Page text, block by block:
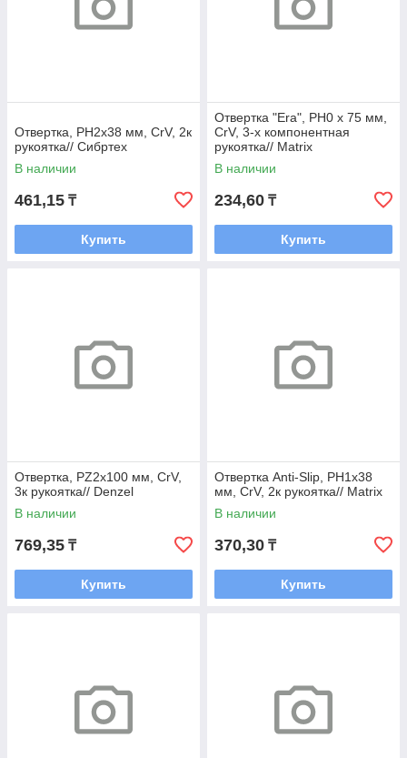
Отвертка, PH2х38 мм, CrV, 2к
рукоятка// Сибртех
В наличии
461,15 ₸
Купить
Отвертка "Era", PH0 х 75 мм,
CrV, 3-х компонентная
рукоятка// Matrix
В наличии
234,60 ₸
Купить
Отвертка, PZ2x100 мм, CrV,
3к рукоятка// Denzel
В наличии
769,35 ₸
Купить
Отвертка Anti-Slip, PH1х38
мм, CrV, 2к рукоятка// Matrix
В наличии
370,30 ₸
Купить